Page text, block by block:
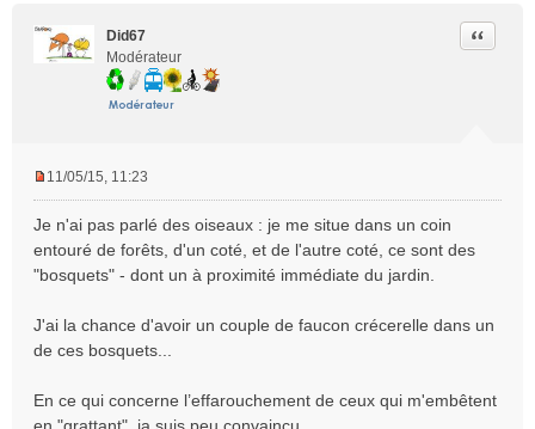
Did67
Modérateur
Citer
s
s
a
e
l
11/05/15, 11:23
Je n'ai pas parlé des oiseaux : je me situe dans un coin
entouré de forêts, d'un coté, et de l'autre coté, ce sont des
"bosquets" - dont un à proximité immédiate du jardin.
J'ai la chance d'avoir un couple de faucon crécerelle dans un
de ces bosquets...
En ce qui concerne l’effarouchement de ceux qui m'embêtent